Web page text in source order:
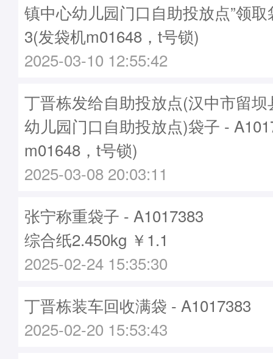
镇中心幼儿园门口自助投放点”领
3(发袋机m01648，t号锁)
2025-03-10 12:55:42
丁晋栋发给自助投放点(汉中市留
幼儿园门口自助投放点)袋子 -
m01648，t号锁)
2025-03-08 20:03:11
张宁称重袋子 - A1017383
综合纸2.450kg ￥1.1
2025-02-24 15:35:30
丁晋栋装车回收满袋 - A1017383
2025-02-20 15:53:43